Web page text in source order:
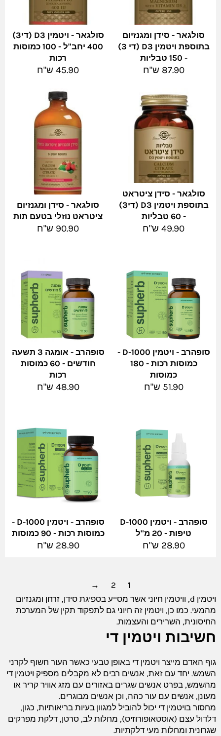
סולגאר - ויטמין D3 (די3)
400 יחב"ל - 100 כמוסות
רכות
מחיר
45.90 ש"ח
סולגאר - סידן ומגנזיום
בתוספת ויטמין D3 (די 3)
- 150 טבליות
מחיר
87.90 ש"ח
סולגאר - סידן ומגנזיום
ציטראט נוזלי בטעם תות
מחיר
90.90 ש"ח
סולגאר - סידן ציטראט
בתוספת ויטמין D3 (די3)
- 60 טבליות
מחיר
49.90 ש"ח
סופהרב - אומגה 3 תשעה
חודשים - 60 כמוסות
רכות
מחיר
48.90 ש"ח
סופהרב - ויטמין D-1000 -
כמוסות רכות - 180
כמוסות
מחיר
51.90 ש"ח
סופהרב - ויטמין D-1000 -
כמוסות רכות - 90 כמוסות
מחיר
28.90 ש"ח
סופהרב - ויטמין D-1000
טיפות - 20 מ"ל
מחיר
28.90 ש"ח
1
2
→
ויטמין d, וויטמין חיוני אשר מסייע בספיגת סידן, זרחן ומגנזיום
מהמעי. כמו כן, ויטמין זה חיוני גם לתפקוד תקין של המערכת
החיסונית, השרירים והעצמות.
חשיבות ויטמין די
גוף האדם מייצר ויטמין די באופן טבעי כאשר העור חשוף לקרני
השמש. יחד עם זאת, אנשים רבים לא מקבלים מספיק ויטמין די
מהשמש, בפרט אנשים שגרים באזורים עם מזג אוויר קריר או
מעונן, אנשים עם עור כהה, וכן אנשים מבוגרים.
מחסור בויטמין די יכול להוביל למגוון בעיות בריאותיות, כגון,
דלדול עצם (אוסטאופורוזיס), מחלות לב, סרטן, דלקת מפרקים
שגרונית ומחלות מעי דלקתיות.